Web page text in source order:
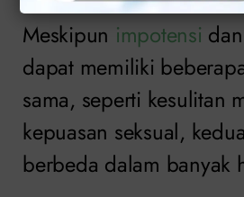
Meskipun impotensi
dapat memiliki
sama, seperti kesulitan
kepuasan seksual,
berbeda dalam banyak